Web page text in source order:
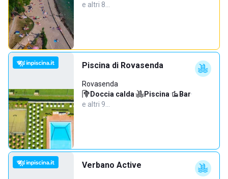
e altri 8…
Piscina di Rovasenda
Rovasenda
Doccia calda· Piscina· Bar·
e altri 9…
Verbano Active